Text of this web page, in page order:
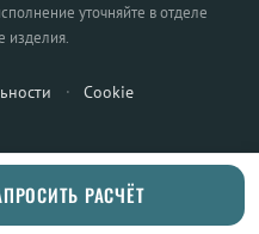
уточняйте в отделе
изделия.
· Cookie
РАСЧЁТ